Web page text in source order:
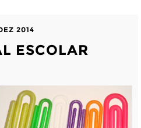
2014
ESCOLAR